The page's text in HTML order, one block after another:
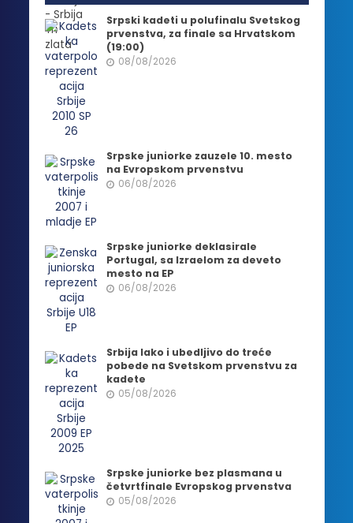
Srpski kadeti u polufinalu Svetskog
prvenstva, za finale sa Hrvatskom
(19:00)
08/08/2026
Srpske juniorke zauzele 10. mesto
na Evropskom prvenstvu
06/08/2026
Srpske juniorke deklasirale
Portugal, sa Izraelom za deveto
mesto na EP
06/08/2026
Srbija lako i ubedljivo do treće
pobede na Svetskom prvenstvu za
kadete
05/08/2026
Srpske juniorke bez plasmana u
četvrtfinale Evropskog prvenstva
05/08/2026